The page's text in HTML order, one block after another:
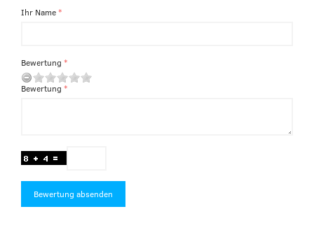
Ihr Name
Bewertung
Bewertung
Bewertung absenden